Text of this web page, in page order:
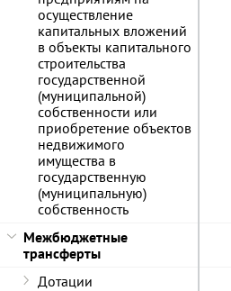
осуществление
капитальных вложений
в объекты капитального
строительства
государственной
(муниципальной)
собственности или
приобретение объектов
недвижимого
имущества в
государственную
(муниципальную)
собственность
Межбюджетные
трансферты
Дотации